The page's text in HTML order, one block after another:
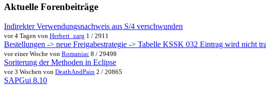
Aktuelle Forenbeiträge
Indirekter Verwendungsnachweis aus S/4 verschwunden
vor 4 Tagen von Herbert_zarg 1 / 2911
Bestellungen -> neue Freigabestrategie -> Tabelle KSSK 032 Eintrag wird nicht
vor einer Woche von Romaniac 8 / 29498
Soriterung der Methoden in Eclipse
vor 3 Wochen von DeathAndPain 2 / 20865
SAPGui 8.10